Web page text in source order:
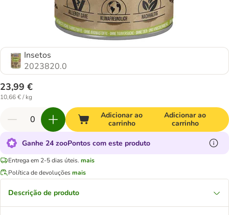
Insetos
2023820.0
23,99 €
10,66 € / kg
Adicionar ao
carrinho
Adicionar ao
carrinho
Ganhe 24 zooPontos com este produto
Entrega em 2-5 dias úteis. mais
Política de devoluçõesmais
Descrição de produto